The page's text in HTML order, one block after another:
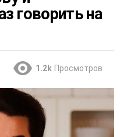
говорить на
1.2k Просмотров